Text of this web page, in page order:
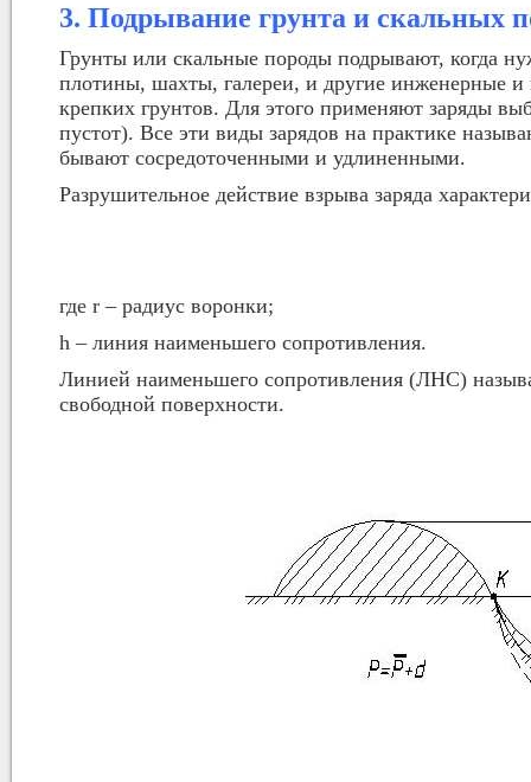
3. Подрывание грунта и скальных
Грунты или скальные породы подрывают, когда
плотины, шахты, галереи, и другие инженерные
крепких грунтов. Для этого применяют заряды
пустот). Все эти виды зарядов на практике
бывают сосредоточенными и удлиненными.
Разрушительное действие взрыва заряда
где r – радиус воронки;
h – линия наименьшего сопротивления.
Линией наименьшего сопротивления (ЛНС)
свободной поверхности.